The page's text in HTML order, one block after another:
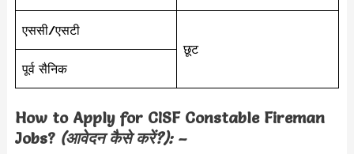
एससी/एसटी
छूट
पूर्व सैनिक
How to Apply for CISF Constable Fireman
Jobs?(आवेदन कैसे करें?): –